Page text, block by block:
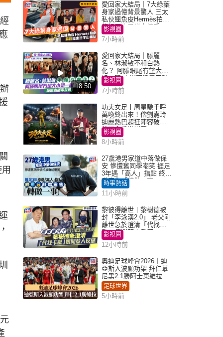
愛回家大結局｜7大綠葉
身家過億背景驚人 三太
私伙鱷魚皮Hermès拍劇
蘇姐原來是半山樓后
影視圈
7小時前
18:50
愛回家大結局｜滕麗
名、林淑敏不和白熱
化？ 阿滕眼尾冇望大小
姐一眼 商場直播零互動
影視圈
7小時前
功夫女足丨周星馳千呼
萬喚終出來！偕劉嘉玲
迪麗熱巴超狂陣容破天
荒現身香港謝票
影視圈
8小時前
27歲港男家道中落做保
安 慘遭舊同學嘲笑 捱足
3年遇「高人」指點 終辭
職宣告「轉做一事」｜
Juicy叮
時事熱話
11小時前
黎彼得離世丨黎樹德被
封「李泳漢2.0」 老父剛
離世急於澄清「代找卡
數」傳聞惹人反感
影視圈
12小時前
奧迪足球峰會2026｜迪
亞斯入波顯功架 拜仁慕
尼黑2:1勝阿士東維拉
足球世界
5小時前